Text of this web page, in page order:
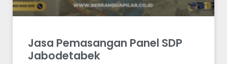
Jasa Pemasangan Panel SDP
Jabodetabek